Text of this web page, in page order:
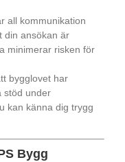
all kommunikation
din ansökan är
minimerar risken för
bygglovet har
stöd under
kan känna dig trygg
Bygg